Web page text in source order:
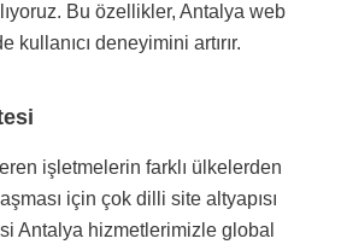
Bu özellikler, Antalya web
kullanıcı deneyimini artırır.
işletmelerin farklı ülkelerden
için çok dilli site altyapısı
Antalya hizmetlerimizle global